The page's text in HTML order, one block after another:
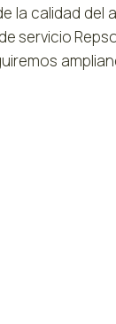
calidad del
servicio